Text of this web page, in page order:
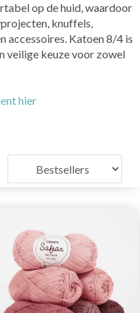
op de huid, waardoor
knuffels,
accessoires. Katoen 8/4 is
veilige keuze voor zowel
hier